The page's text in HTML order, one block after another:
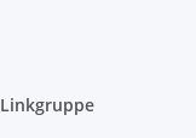
Linkgruppe